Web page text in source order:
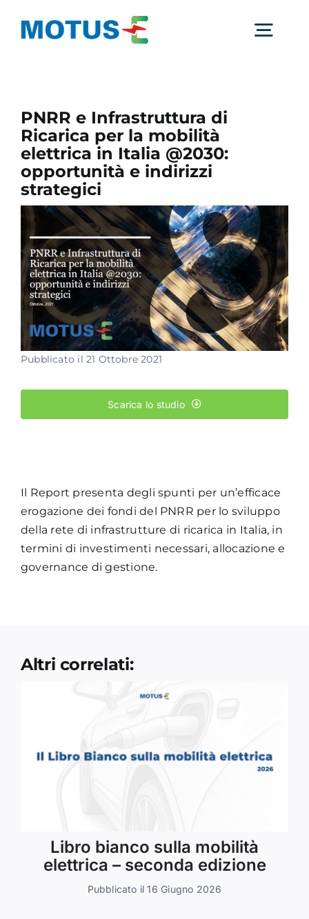
Studi e ricerche
Analisi di mercato
Utilità
Comunicati Stampa
Academy
PNRR e Infrastruttura di
Ricarica per la mobilità
elettrica in Italia @2030:
opportunità e indirizzi
strategici
Pubblicato il 21 Ottobre 2021
Scarica lo studio
Il Report presenta degli spunti per un’efficace
erogazione dei fondi del PNRR per lo sviluppo
della rete di infrastrutture di ricarica in Italia, in
termini di investimenti necessari, allocazione e
governance di gestione.
Altri correlati:
Libro bianco sulla mobilità
elettrica – seconda edizione
Pubblicato il 16 Giugno 2026